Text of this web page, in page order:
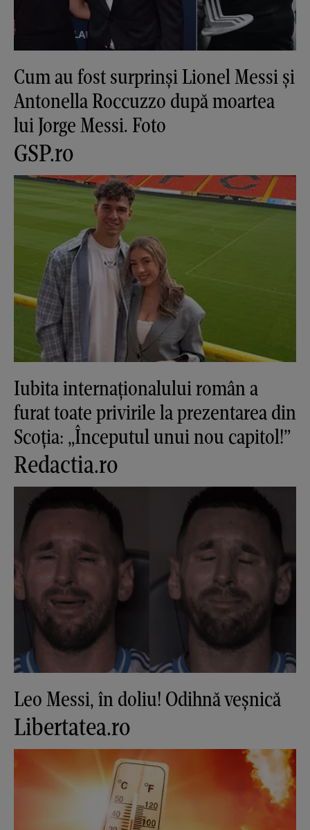
Cum au fost surprinși Lionel Messi și
Antonella Roccuzzo după moartea
lui Jorge Messi. Foto
GSP.ro
Iubita internaționalului român a
furat toate privirile la prezentarea din
Scoția: „Începutul unui nou capitol!”
Redactia.ro
Leo Messi, în doliu! Odihnă veșnică
Libertatea.ro